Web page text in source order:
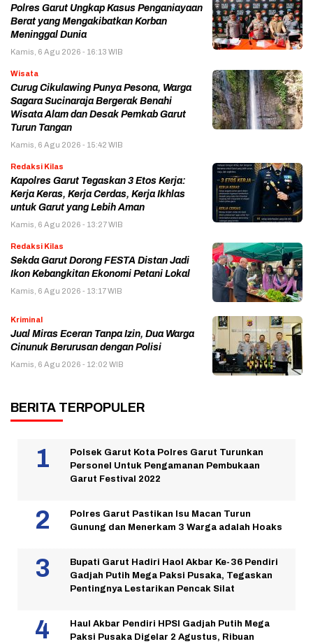
Polres Garut Ungkap Kasus Penganiayaan
Berat yang Mengakibatkan Korban
Meninggal Dunia
Kamis, 6 Agu 2026 - 16:13 WIB
Wisata
Curug Cikulawing Punya Pesona, Warga
Sagara Sucinaraja Bergerak Benahi
Wisata Alam dan Desak Pemkab Garut
Turun Tangan
Kamis, 6 Agu 2026 - 15:42 WIB
Redaksi Kilas
Kapolres Garut Tegaskan 3 Etos Kerja:
Kerja Keras, Kerja Cerdas, Kerja Ikhlas
untuk Garut yang Lebih Aman
Kamis, 6 Agu 2026 - 13:27 WIB
Redaksi Kilas
Sekda Garut Dorong FESTA Distan Jadi
Ikon Kebangkitan Ekonomi Petani Lokal
Kamis, 6 Agu 2026 - 13:17 WIB
Kriminal
Jual Miras Eceran Tanpa Izin, Dua Warga
Cinunuk Berurusan dengan Polisi
Kamis, 6 Agu 2026 - 12:02 WIB
BERITA TERPOPULER
Polsek Garut Kota Polres Garut Turunkan
Personel Untuk Pengamanan Pembukaan
Garut Festival 2022
Polres Garut Pastikan Isu Macan Turun
Gunung dan Menerkam 3 Warga adalah Hoaks
Bupati Garut Hadiri Haol Akbar Ke-36 Pendiri
Gadjah Putih Mega Paksi Pusaka, Tegaskan
Pentingnya Lestarikan Pencak Silat
Haul Akbar Pendiri HPSI Gadjah Putih Mega
Paksi Pusaka Digelar 2 Agustus, Ribuan